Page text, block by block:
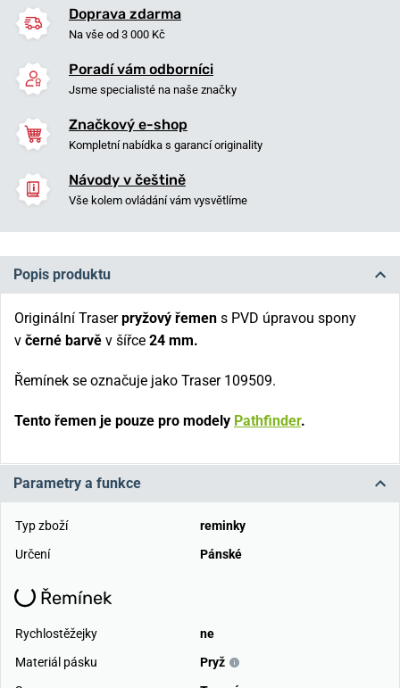
Doprava zdarma
Na vše od 3 000 Kč
Poradí vám odborníci
Jsme specialisté na naše značky
Značkový e-shop
Kompletní nabídka s garancí originality
Návody v češtině
Vše kolem ovládání vám vysvětlíme
Popis produktu
Originální Traserpryžový řemen s PVD úpravou spony
v černé barvě v šířce 24 mm.
Řemínek se označuje jako Traser 109509.
Tento řemen je pouze pro modely Pathfinder.
Parametry a funkce
Typ zboží
reminky
Určení
Pánské
Řemínek
Rychlostěžejky
ne
Materiál pásku
Pryž